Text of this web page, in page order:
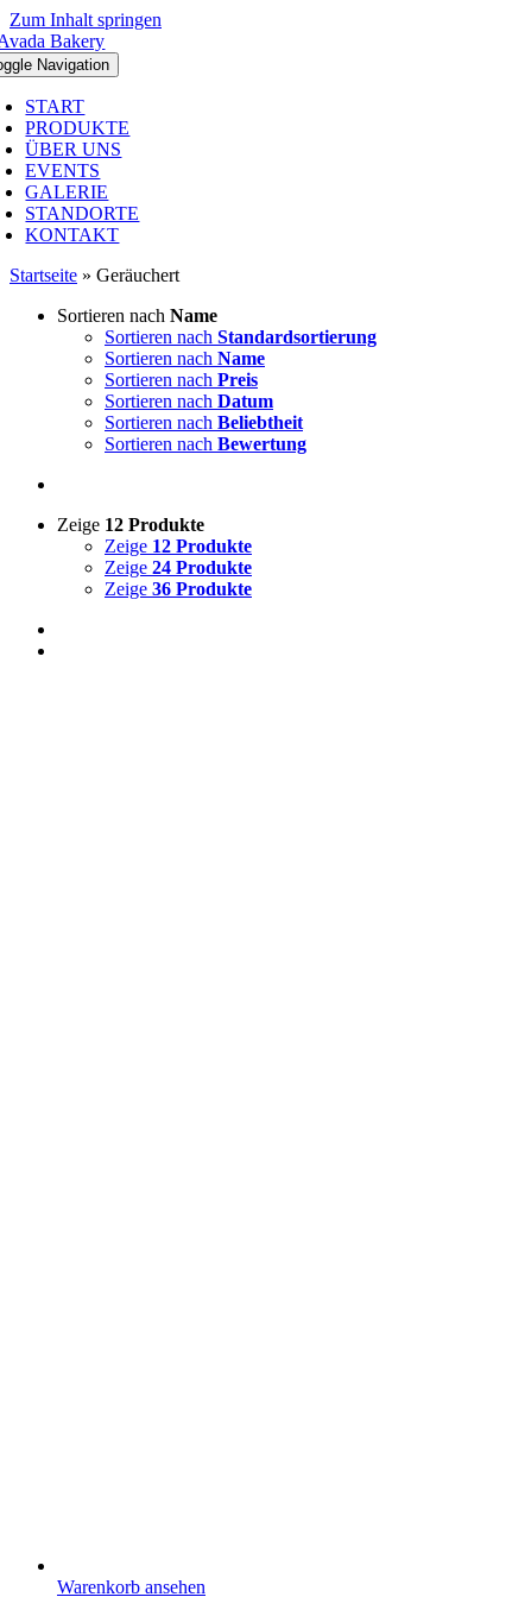
Zum Inhalt springen
Navigation
START
PRODUKTE
ÜBER UNS
EVENTS
GALERIE
STANDORTE
KONTAKT
Startseite » Geräuchert
Sortieren nach Name
Sortieren nach Standardsortierung
Sortieren nach Name
Sortieren nach Preis
Sortieren nach Datum
Sortieren nach Beliebtheit
Sortieren nach Bewertung
Zeige 12 Produkte
Zeige 12 Produkte
Zeige 24 Produkte
Zeige 36 Produkte
Warenkorb ansehen